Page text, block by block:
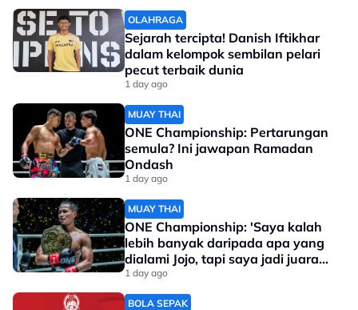
OLAHRAGA
Sejarah tercipta! Danish Iftikhar
dalam kelompok sembilan pelari
pecut terbaik dunia
1 day ago
MUAY THAI
ONE Championship: Pertarungan
semula? Ini jawapan Ramadan
Ondash
1 day ago
MUAY THAI
ONE Championship: 'Saya kalah
lebih banyak daripada apa yang
dialami Jojo, tapi saya jadi juara
dunia'
1 day ago
BOLA SEPAK